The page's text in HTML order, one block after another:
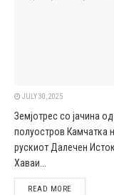
JULY 30, 2025
Земјотрес со јачина
полуостров Камчатка
рускиот Далечен
Хаваи...
READ MOREDETAILS